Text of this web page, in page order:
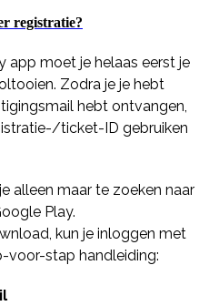
registratie?
app moet je helaas eerst je
Zodra je je hebt
hebt ontvangen,
ticket-ID gebruiken
alleen maar te zoeken naar
Play.
kun je inloggen met
voor-stap handleiding: